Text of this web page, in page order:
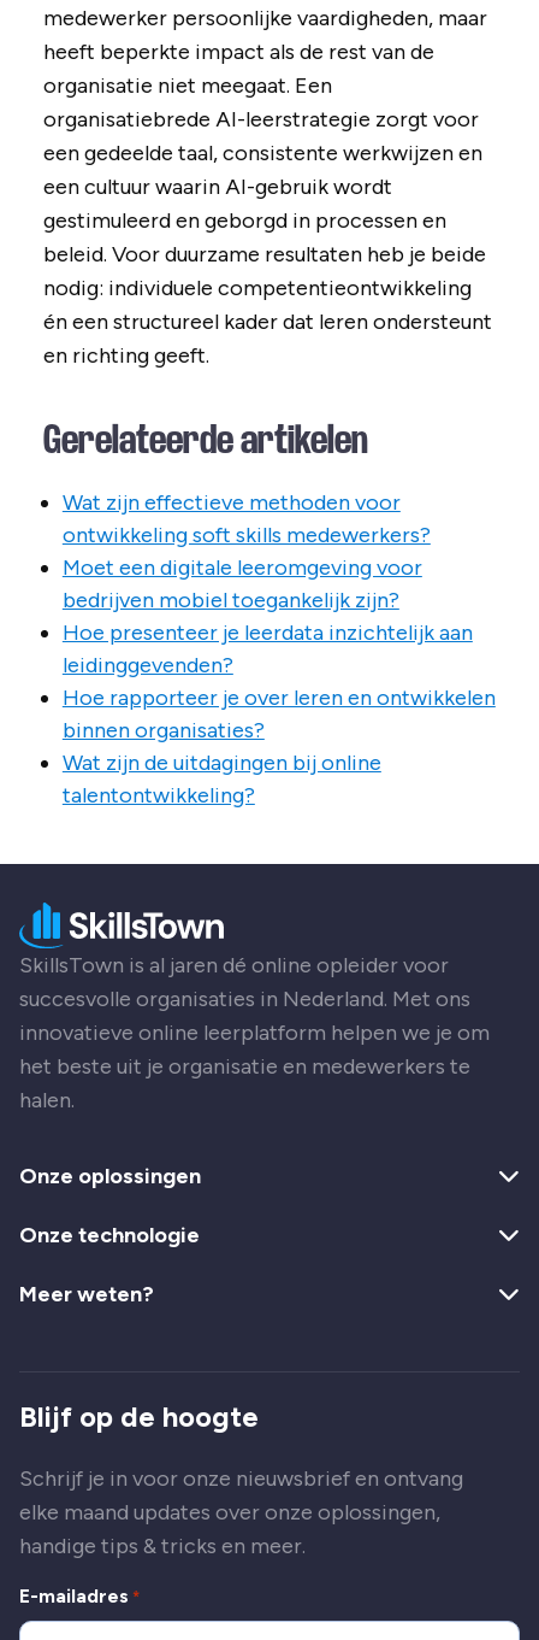
medewerker persoonlijke vaardigheden, maar
heeft beperkte impact als de rest van de
organisatie niet meegaat. Een
organisatiebrede AI-leerstrategie zorgt voor
een gedeelde taal, consistente werkwijzen en
een cultuur waarin AI-gebruik wordt
gestimuleerd en geborgd in processen en
beleid. Voor duurzame resultaten heb je beide
nodig: individuele competentieontwikkeling
én een structureel kader dat leren ondersteunt
en richting geeft.
Gerelateerde artikelen
Wat zijn effectieve methoden voor
ontwikkeling soft skills medewerkers?
Moet een digitale leeromgeving voor
bedrijven mobiel toegankelijk zijn?
Hoe presenteer je leerdata inzichtelijk aan
leidinggevenden?
Hoe rapporteer je over leren en ontwikkelen
binnen organisaties?
Wat zijn de uitdagingen bij online
talentontwikkeling?
SkillsTown is al jaren dé online opleider voor
succesvolle organisaties in Nederland. Met ons
innovatieve online leerplatform helpen we je om
het beste uit je organisatie en medewerkers te
halen.
Onze oplossingen
Onze technologie
Meer weten?
Blijf op de hoogte
Schrijf je in voor onze nieuwsbrief en ontvang
elke maand updates over onze oplossingen,
handige tips & tricks en meer.
E-mailadres *